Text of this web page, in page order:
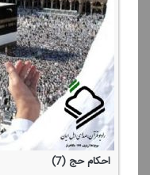
احكام حج (7)